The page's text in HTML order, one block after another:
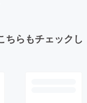
ちらもチェックし